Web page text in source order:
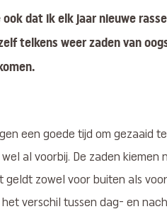
dat ik elk jaar nieuwe
telkens weer zaden van
een goede tijd om gezaaid
al voorbij. De zaden
geldt zowel voor buiten als
het verschil tussen dag- en